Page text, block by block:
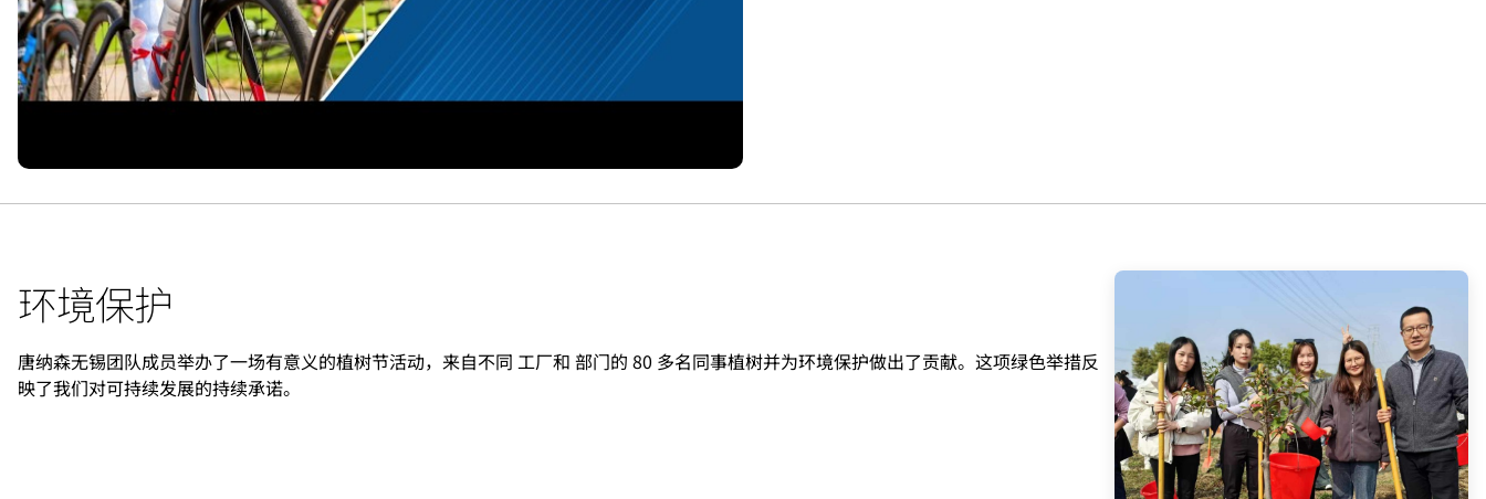
环境保护
唐纳森无锡团队成员举办了一场有意义的植树节活动，来自不同 工厂和 部门的 80 多名同事植树并为环境保护做出了贡献。这项绿色举措反
映了我们对可持续发展的持续承诺。